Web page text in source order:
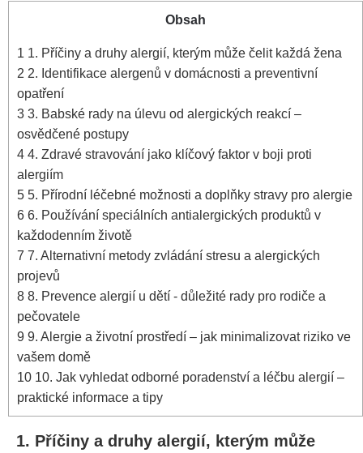
Obsah
1 1. Příčiny a druhy alergií, kterým může čelit každá žena
2 2. Identifikace⁣ alergenů⁣ v domácnosti a preventivní
opatření
3 3. Babské rady ⁢na úlevu od‍ alergických reakcí –
osvědčené postupy
4 4. Zdravé ​stravování jako klíčový faktor v ⁣boji proti
alergiím
5 5. Přírodní léčebné ‌možnosti a doplňky stravy pro alergie
6 6. Používání speciálních antialergických produktů v
každodenním životě
7 7. Alternativní metody zvládání stresu a alergických
projevů
8 8. Prevence alergií u‍ dětí -‌ důležité rady pro rodiče a
pečovatele
9 9. Alergie a životní prostředí – jak minimalizovat riziko ve
vašem domě
10 10. Jak vyhledat odborné poradenství a léčbu alergií –
praktické ⁤informace a tipy
1. Příčiny a druhy alergií, kterým může